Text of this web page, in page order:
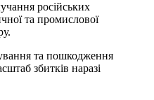
російських
та промислової
та пошкодження
збитків наразі